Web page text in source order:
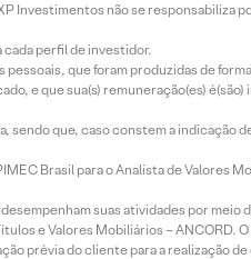
Investimentos não se responsabiliza
perfil de investidor.
que foram produzidas de
e que sua(s) remuneração(es)
que, caso constem a indicação
Brasil para o Analista de Valores
suas atividades por meio
e Valores Mobiliários – ANCORD.
prévia do cliente para a realização